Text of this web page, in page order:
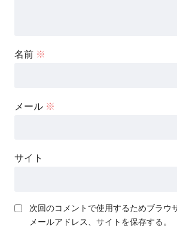
名前 ※
メール ※
サイト
次回のコメントで使用するためブラウ
メールアドレス、サイトを保存する。